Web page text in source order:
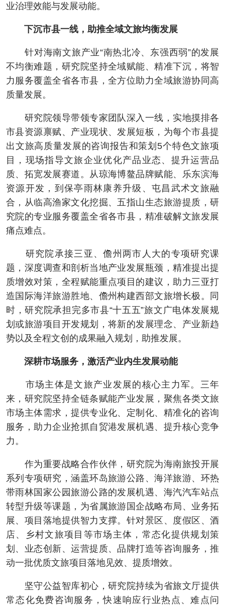
业治理效能与发展动能。
下沉市县一线，助推全域文旅均衡发展
针对海南文旅产业“南热北冷、东强西弱”的发展
不均衡难题，研究院坚持全域赋能、精准下沉，将智
力服务覆盖全省各市县，全方位助力全域旅游协同高
质量发展。
研究院领导带领专家团队深入一线，实地摸排各
市县资源禀赋、产业现状、发展短板，为每个市县提
出文旅高质量发展的咨询报告和策划5个特色文旅项
目，现场指导文旅企业优化产品业态、提升运营品
质、拓宽发展赛道。从琼海博鳌品牌赋能、乐东滨海
资源开发，到保亭雨林康养升级、屯昌武术文旅融
合，从临高渔家文化挖掘、五指山生态旅游提质，研
究院的专业服务覆盖全省各市县，精准破解文旅发展
痛点难点。
研究院承接三亚、儋州两市人大的专项研究课
题，深度调查和剖析当地产业发展瓶颈，精准提出提
质增效对策，全程赋能重点项目的建议，助力三亚打
造国际海洋旅游胜地、儋州构建西部文旅增长极。同
时，研究院承担完多市县“十五五”旅文广电体发展规
划或旅游项目开发规划，将新的发展理念、产业新趋
势以及全程文创的成果融入规划，助推发展。
深耕市场服务，激活产业内生发展动能
市场主体是文旅产业发展的核心主力军。三年
来，研究院坚持全链条赋能产业发展，聚焦各类文旅
市场主体需求，提供专业化、定制化、精准化的咨询
服务，助力企业抢抓自贸港发展机遇、提升核心竞争
力。
作为重要战略合作伙伴，研究院为海南旅投开展
系列专项研究，涵盖环岛旅游公路、海洋旅游、环热
带雨林国家公园旅游公路的发展机遇、海汽汽车站点
转型升级等课题，为省属旅游国企战略布局、业务拓
展、项目落地提供智力支撑。针对景区、度假区、酒
店、乡村文旅项目等市场主体，常态化提供规划策
划、业态创新、运营提质、品牌打造等咨询服务，推
动一批优质文旅项目落地见效、提质增效。
坚守公益智库初心，研究院持续为省旅文厅提供
常态化免费咨询服务，快速响应行业热点、难点问